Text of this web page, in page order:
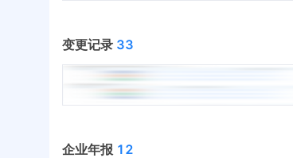
变更记录 33
企业年报 12